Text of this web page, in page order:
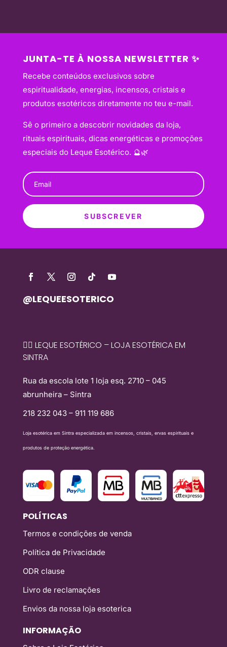
JUNTA-TE À NOSSA NEWSLETTER ✨
Recebe conteúdos exclusivos sobre
espiritualidade, energias, incensos, cristais e
produtos esotéricos diretamente no teu e-mail.
Sê o primeiro a descobrir novidades da loja,
rituais espirituais, dicas energéticas e promoções
especiais do Leque Esotérico. 🔮🌿
SUBSCREVER
@LEQUEESOTERICO
🧙‍♀️ LEQUE ESOTÉRICO – LOJA ESOTÉRICA EM
SINTRA
Rua da escola lote 1 loja esq. 2710 – 045
abrunheira – Sintra
218 232 043 – 911 119 686
Loja esotérica em Sintra especializada em incensos, cristais, ervas espirituais e
produtos de proteção energética.
POLÍTICAS
Termos e condições de venda
Política de Privacidade
ODR clause
Livro de reclamações
Envios da nossa loja esoterica
INFORMAÇÃO